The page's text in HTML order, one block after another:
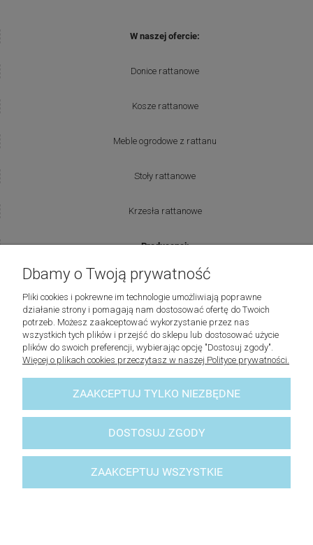
W naszej ofercie:
Donice rattanowe
Kosze rattanowe
Meble ogrodowe z rattanu
Stoły rattanowe
Krzesła rattanowe
Producenci:
Lovely Baskets
Riviera Maison
Laboni
© 2023 - lovelybaskets -Sklep z akcesoriami do domu
Dbamy o Twoją prywatność
Pliki cookies i pokrewne im technologie umożliwiają poprawne
działanie strony i pomagają nam dostosować ofertę do Twoich
potrzeb. Możesz zaakceptować wykorzystanie przez nas
wszystkich tych plików i przejść do sklepu lub dostosować użycie
plików do swoich preferencji, wybierając opcję "Dostosuj zgody".
Więcej o plikach cookies przeczytasz w naszej Polityce prywatności.
ZAAKCEPTUJ TYLKO NIEZBĘDNE
DOSTOSUJ ZGODY
ZAAKCEPTUJ WSZYSTKIE